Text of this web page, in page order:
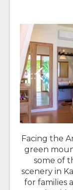
Facing the
green
some of
scenery in
for families